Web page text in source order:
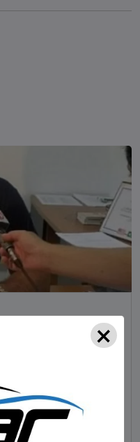
pelo latrocínio de
×